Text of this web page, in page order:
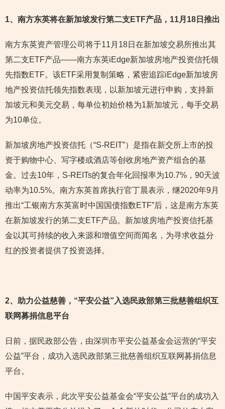
1、南方东英将在新加坡发行第二支ETF产品，11月18日推出
南方东英资产管理公司将于11月18日在新加坡交易所推出其
第二支ETF产品——南方东英iEdge新加坡房地产投资信托领
先指数ETF。该ETF采用复制策略，紧密追踪iEdge新加坡房
地产投资信托领先指数表现，以新加坡元进行申购，支持新
加坡元和美元交易，每单位初始价格为1新加坡元，每手交易
为10单位。
新加坡房地产投资信托（“S-REIT”）是指在新交所上市的投
资于购物中心、写字楼或酒店等创收房地产资产组合的基
金。过去10年，S-REITs的复合年化回报率为10.7%，90天波
动率为10.5%。南方东英首席执行官丁晨表示，继2020年9月
推出“工银南方东英富时中国国债指数ETF”后，这是南方东英
在新加坡发行的第二支ETF产品。新加坡房地产投资信托基
金以其可持续的收入来源和增值空间而闻名，为寻求收益分
红的投资者提供了投资选择。
2、助力公益慈善，“平安公益”入选民政部第三批慈善组织互
联网募捐信息平台
日前，据民政部公告，由深圳市平安公益基金会运营的“平安
公益”平台，成功入选民政部第三批慈善组织互联网募捐信息
平台。
中国平安表示，此次平安公益基金会“平安公益”平台的成功入